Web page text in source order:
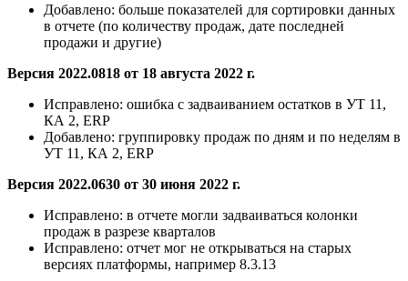
Добавлено: больше показателей для сортировки данных
в отчете (по количеству продаж, дате последней
продажи и другие)
Версия 2022.0818 от 18 августа 2022 г.
Исправлено: ошибка с задваиванием остатков в УТ 11,
КА 2, ERP
Добавлено: группировку продаж по дням и по неделям в
УТ 11, КА 2, ERP
Версия 2022.0630 от 30 июня 2022 г.
Исправлено: в отчете могли задваиваться колонки
продаж в разрезе кварталов
Исправлено: отчет мог не открываться на старых
версиях платформы, например 8.3.13